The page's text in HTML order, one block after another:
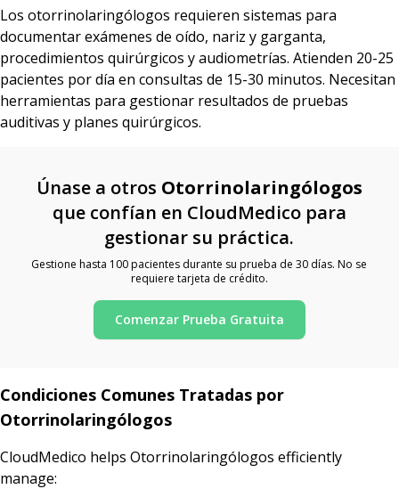
Los otorrinolaringólogos requieren sistemas para
documentar exámenes de oído, nariz y garganta,
procedimientos quirúrgicos y audiometrías. Atienden 20-25
pacientes por día en consultas de 15-30 minutos. Necesitan
herramientas para gestionar resultados de pruebas
auditivas y planes quirúrgicos.
Únase a otros Otorrinolaringólogos
que confían en CloudMedico para
gestionar su práctica.
Gestione hasta 100 pacientes durante su prueba de 30 días. No se
requiere tarjeta de crédito.
Comenzar Prueba Gratuita
Condiciones Comunes Tratadas por
Otorrinolaringólogos
CloudMedico helps Otorrinolaringólogos efficiently
manage: